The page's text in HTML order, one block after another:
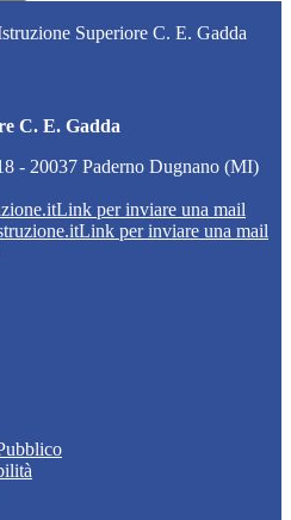
Superiore C. E. Gadda
C. E. Gadda
- 20037 Paderno Dugnano (MI)
Link per inviare una mail
Link per inviare una mail